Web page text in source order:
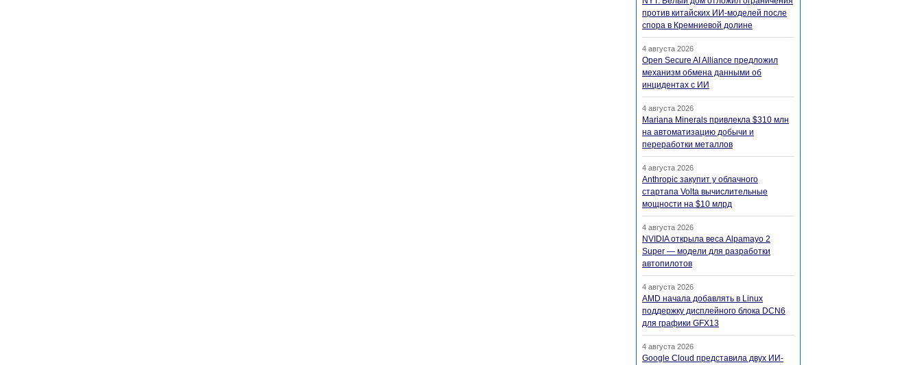
против китайских ИИ-моделей после
спора в Кремниевой долине
4 августа 2026
Open Secure AI Alliance предложил
механизм обмена данными об
инцидентах с ИИ
4 августа 2026
Mariana Minerals привлекла $310 млн
на автоматизацию добычи и
переработки металлов
4 августа 2026
Anthropic закупит у облачного
стартапа Volta вычислительные
мощности на $10 млрд
4 августа 2026
NVIDIA открыла веса Alpamayo 2
Super — модели для разработки
автопилотов
4 августа 2026
AMD начала добавлять в Linux
поддержку дисплейного блока DCN6
для графики GFX13
4 августа 2026
Google Cloud представила двух ИИ-